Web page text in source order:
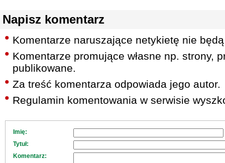
Napisz komentarz
Komentarze naruszające netykietę nie
Komentarze promujące własne np. strony,
publikowane.
Za treść komentarza odpowiada jego autor.
Regulamin komentowania w serwisie
Imię:
Tytuł:
Komentarz: